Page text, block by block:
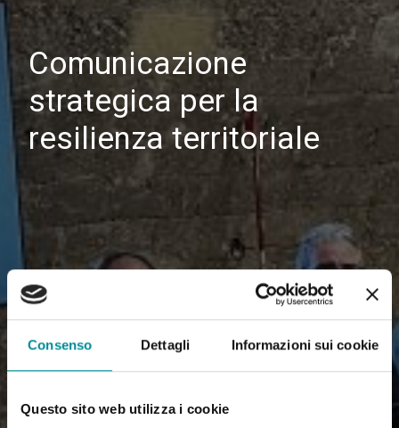
Consenso Dettagli Informazioni sui cookie
Questo sito web utilizza i cookie
Comunicazione
strategica per la
resilienza territoriale